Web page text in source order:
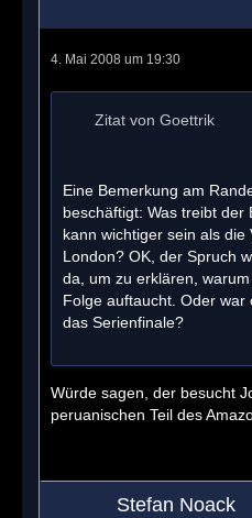
4. Mai 2008 um 19:30
Zitat von Goettrik
Eine Bemerkung am
beschäftigt: Was treibt der
kann wichtiger sein als die
London? OK, der Spruch
da, um zu erklären,
Folge auftaucht. Oder war
das Serienfinale?
Würde sagen, der besucht
peruanischen Teil des
Stefan Noack